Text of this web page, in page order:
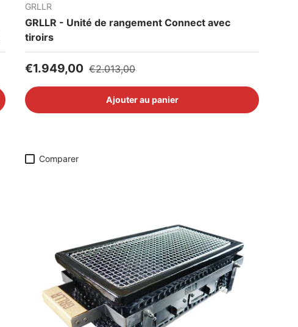
GRLLR
GRLLR - Unité de rangement Connect avec
tiroirs
Prix soldé
€1.949,00 Prix habituel
€2.013,00
Ajouter au panier
Comparer